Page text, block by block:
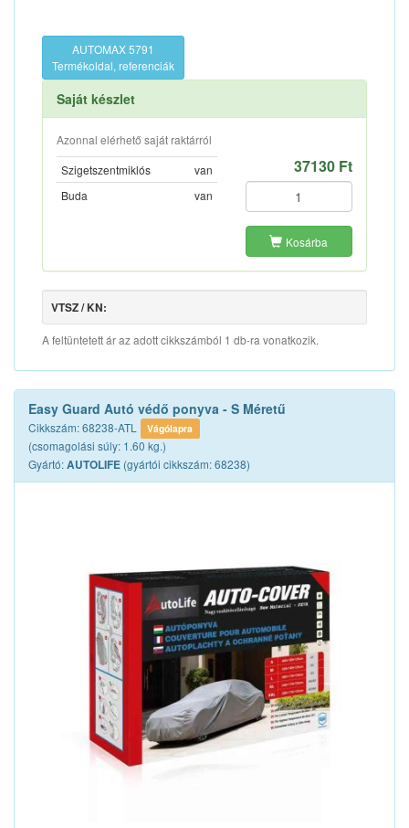
AUTOMAX 5791
Termékoldal, referenciák
Saját készlet
Azonnal elérhető saját raktárról
Szigetszentmiklós
van
Buda
van
37130 Ft
Kosárba
VTSZ / KN:
A feltüntetett ár az adott cikkszámból 1 db-ra vonatkozik.
Easy Guard Autó védő ponyva - S Méretű
Cikkszám: 68238-ATL Vágólapra
(csomagolási súly: 1.60 kg.)
Gyártó:AUTOLIFE (gyártói cikkszám: 68238)